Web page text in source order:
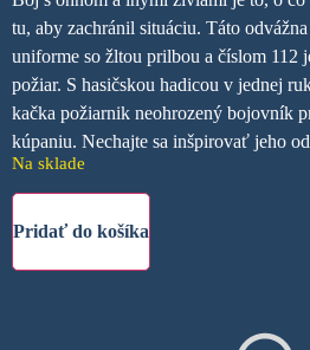
tu, aby zachránil situáciu. Táto
uniforme so žltou prilbou a číslom 112
požiar. S hasičskou hadicou v jednej
kačka požiarnik neohrozený bojovník
kúpaniu. Nechajte sa inšpirovať jeho
Na sklade
Pridať do košíka